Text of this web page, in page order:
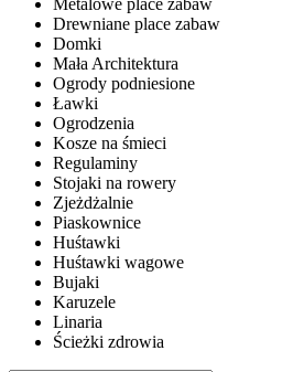
Metalowe place zabaw
Drewniane place zabaw
Domki
Mała Architektura
Ogrody podniesione
Ławki
Ogrodzenia
Kosze na śmieci
Regulaminy
Stojaki na rowery
Zjeżdżalnie
Piaskownice
Huśtawki
Huśtawki wagowe
Bujaki
Karuzele
Linaria
Ścieżki zdrowia